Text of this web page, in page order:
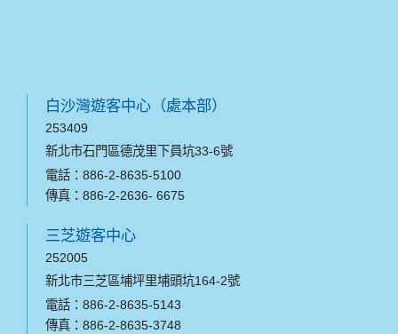
白沙灣遊客中心（處本部）
253409
新北市石門區德茂里下員坑33-6號
電話：886-2-8635-5100
傳真：886-2-2636- 6675
三芝遊客中心
252005
新北市三芝區埔坪里埔頭坑164-2號
電話：886-2-8635-5143
傳真：886-2-8635-3748